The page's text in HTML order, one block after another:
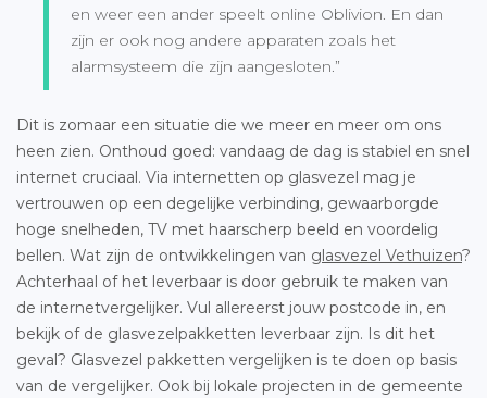
en weer een ander speelt online Oblivion. En dan
zijn er ook nog andere apparaten zoals het
alarmsysteem die zijn aangesloten.”
Dit is zomaar een situatie die we meer en meer om ons
heen zien. Onthoud goed: vandaag de dag is stabiel en snel
internet cruciaal. Via internetten op glasvezel mag je
vertrouwen op een degelijke verbinding, gewaarborgde
hoge snelheden, TV met haarscherp beeld en voordelig
bellen. Wat zijn de ontwikkelingen van glasvezel Vethuizen?
Achterhaal of het leverbaar is door gebruik te maken van
de internetvergelijker. Vul allereerst jouw postcode in, en
bekijk of de glasvezelpakketten leverbaar zijn. Is dit het
geval? Glasvezel pakketten vergelijken is te doen op basis
van de vergelijker. Ook bij lokale projecten in de gemeente